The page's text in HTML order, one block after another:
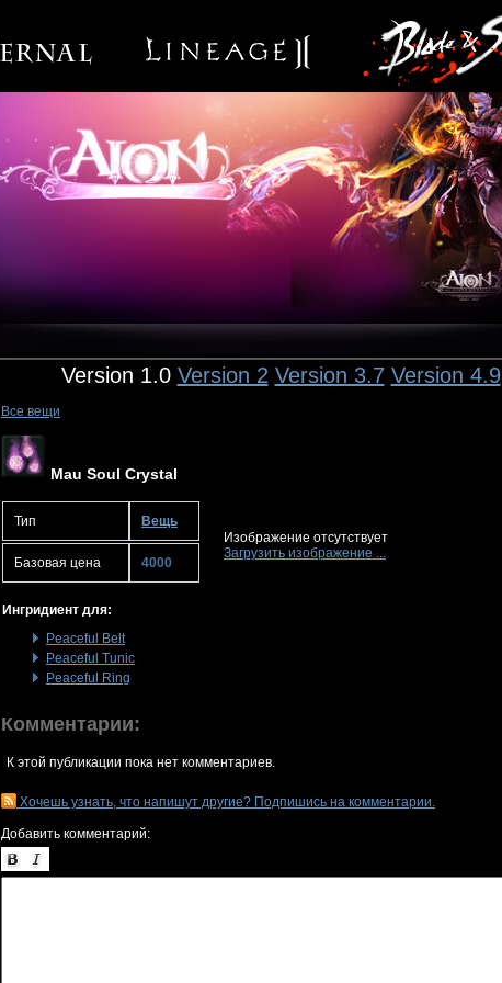
Version 1.0 Version 2 Version 3.7 Version 4.9
Все вещи
Mau Soul Crystal
Тип Вещь
Базовая цена 4000
Изображение отсутствует
Загрузить изображение ...
Ингридиент для:
Peaceful Belt
Peaceful Tunic
Peaceful Ring
Комментарии:
К этой публикации пока нет комментариев.
Хочешь узнать, что напишут другие? Подпишись на комментарии.
Добавить комментарий: